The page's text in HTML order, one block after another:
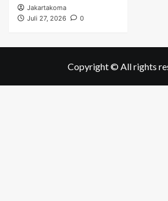
Jakartakoma
Juli 27, 2026
0
Copyright © All rights